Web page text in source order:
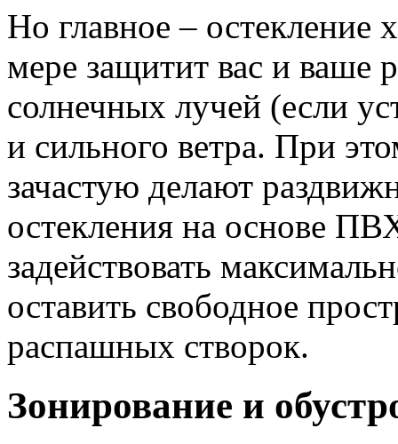
Но главное – остекление
мере защитит вас и ваше
солнечных лучей (если
и сильного ветра. При
зачастую делают
остекления на основе
задействовать
оставить свободное
распашных створок.
Зонирование и